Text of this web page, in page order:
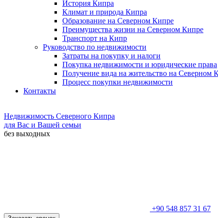
История Кипра
Климат и природа Кипра
Образование на Северном Кипре
Преимущества жизни на Северном Кипре
Транспорт на Кипр
Руководство по недвижимости
Затраты на покупку и налоги
Покупка недвижимости и юридические права
Получение вида на жительство на Северном
Процесс покупки недвижимости
Контакты
Недвижимость Северного Кипра
для Вас и Вашей семьи
без выходных
+90 548 857 31 67